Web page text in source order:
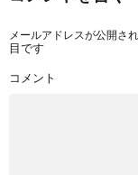
メールアドレスが公開さ
目です
コメント